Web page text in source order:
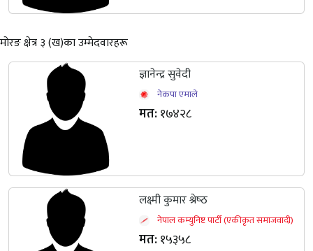
मोरङ क्षेत्र ३ (ख)का उम्मेदवारहरू
ज्ञानेन्द्र सुवेदी
नेकपा एमाले
मत:१७४२८
लक्ष्मी कुमार श्रेष्‍ठ
नेपाल कम्युनिष्ट पार्टी (एकीकृत समाजवादी)
मत:१५३५८